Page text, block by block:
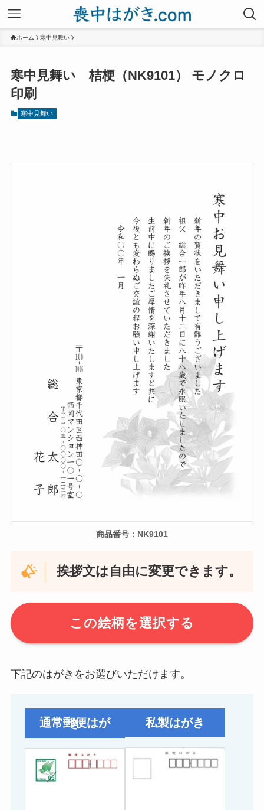
ホーム 寒中見舞い
寒中見舞い 桔梗（NK9101） モノクロ
印刷
寒中見舞い
商品番号：NK9101
挨拶文は自由に変更できます。
この絵柄を選択する
下記のはがきをお選びいただけます。
通常郵便はがき 私製はがき